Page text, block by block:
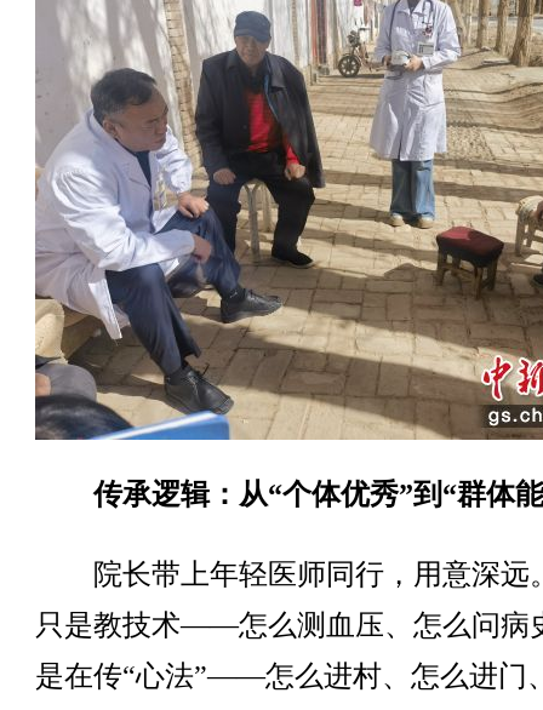
传承逻辑：从“个体优秀”到“群体
院长带上年轻医师同行，用意深远
只是教技术——怎么测血压、怎么问病
是在传“心法”——怎么进村、怎么进门